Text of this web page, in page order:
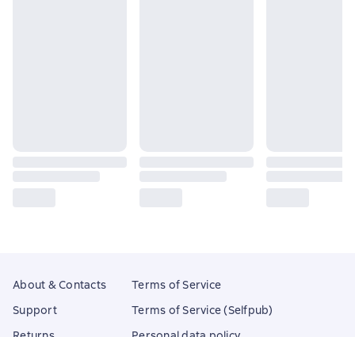
About & Contacts
Support
Terms of Service
Terms of Service (Selfpub)